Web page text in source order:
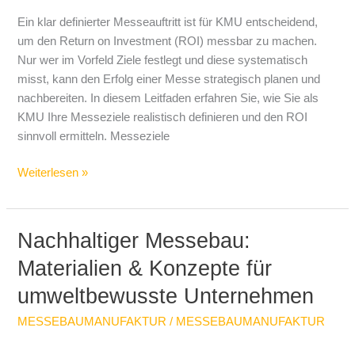
Ein klar definierter Messeauftritt ist für KMU entscheidend,
um den Return on Investment (ROI) messbar zu machen.
Nur wer im Vorfeld Ziele festlegt und diese systematisch
misst, kann den Erfolg einer Messe strategisch planen und
nachbereiten. In diesem Leitfaden erfahren Sie, wie Sie als
KMU Ihre Messeziele realistisch definieren und den ROI
sinnvoll ermitteln. Messeziele
ihren
ROI
wirklich
sinnvoll
Weiterlesen »
Nachhaltiger Messebau:
Materialien & Konzepte für
umweltbewusste Unternehmen
MESSEBAUMANUFAKTUR / MESSEBAUMANUFAKTUR
Nachhaltiger
Materialien
&